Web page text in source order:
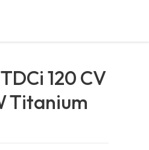
120 CV
Titanium